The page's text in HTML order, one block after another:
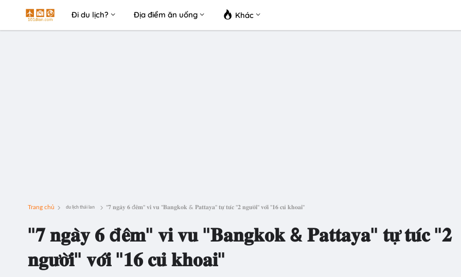
Đi du lịch? Địa điểm ăn uống Khác
Trang chủ du lịch thái lan "𝟕 𝐧𝐠𝐚̀𝐲 𝟔 đ𝐞̂𝐦" 𝐯𝐢 𝐯𝐮 "𝐁𝐚𝐧𝐠𝐤𝐨𝐤 & 𝐏𝐚𝐭𝐭𝐚𝐲𝐚" 𝐭𝐮̛̣ 𝐭𝐮́𝐜 "𝟐 𝐧𝐠𝐮̛𝐨̛̀𝐢" 𝐯𝐨̛́𝐢 "𝟏𝟔 𝐜𝐮̉ 𝐤𝐡𝐨𝐚𝐢"
"𝟕 𝐧𝐠𝐚̀𝐲 𝟔 đ𝐞̂𝐦" 𝐯𝐢 𝐯𝐮 "𝐁𝐚𝐧𝐠𝐤𝐨𝐤 & 𝐏𝐚𝐭𝐭𝐚𝐲𝐚" 𝐭𝐮̛̣ 𝐭𝐮́𝐜 "𝟐
𝐧𝐠𝐮̛𝐨̛̀𝐢" 𝐯𝐨̛́𝐢 "𝟏𝟔 𝐜𝐮̉ 𝐤𝐡𝐨𝐚𝐢"